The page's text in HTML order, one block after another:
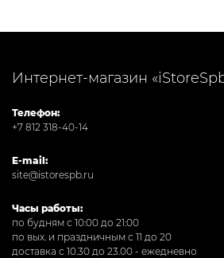
Интернет-магазин
Телефон:
+7 812 318-40-14
E-mail:
site@istorespb.ru
Часы работы:
по будням с 10:00 до 21:00
по вых. и праздничным с 11 до 20
доставка с 10.30 до 23.00 - ежедневно